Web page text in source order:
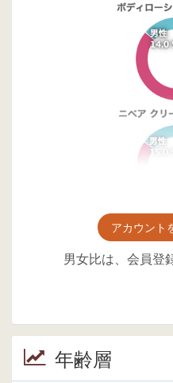
アカウント
男女比は、会員登
年齢層